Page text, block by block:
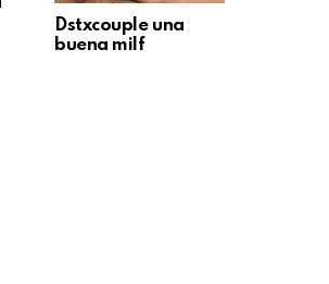
Dstxcouple una
buena milf